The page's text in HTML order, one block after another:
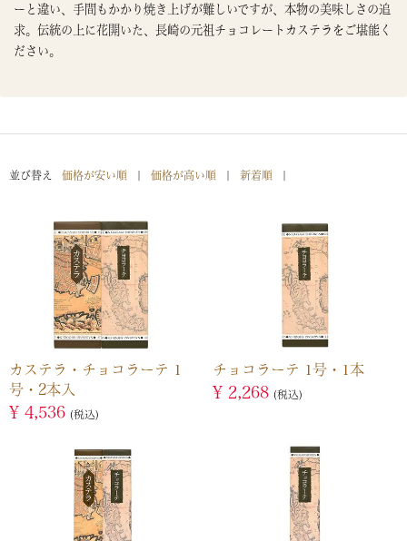
ーと違い、手間もかかり焼き上げが難しいですが、本物の美味しさの追
求。伝統の上に花開いた、長崎の元祖チョコレートカステラをご堪能く
ださい。
並び替え 価格が安い順 価格が高い順 新着順
カステラ・チョコラーテ 1
号・2本入
¥ 4,536 税込
チョコラーテ 1号・1本
¥ 2,268 税込